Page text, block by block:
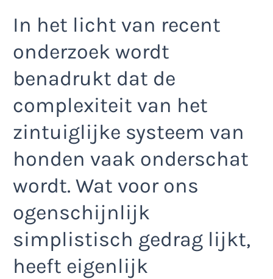
In het licht van recent
onderzoek wordt
benadrukt dat de
complexiteit van het
zintuiglijke systeem van
honden vaak onderschat
wordt. Wat voor ons
ogenschijnlijk
simplistisch gedrag lijkt,
heeft eigenlijk